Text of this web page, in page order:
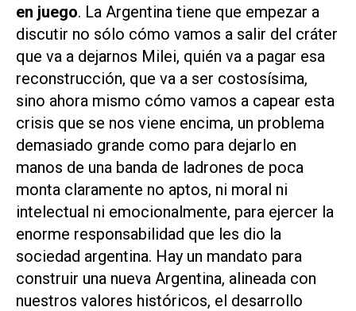
en juego. La Argentina tiene que empezar a
discutir no sólo cómo vamos a salir del cráter
que va a dejarnos Milei, quién va a pagar esa
reconstrucción, que va a ser costosísima,
sino ahora mismo cómo vamos a capear esta
crisis que se nos viene encima, un problema
demasiado grande como para dejarlo en
manos de una banda de ladrones de poca
monta claramente no aptos, ni moral ni
intelectual ni emocionalmente, para ejercer la
enorme responsabilidad que les dio la
sociedad argentina. Hay un mandato para
construir una nueva Argentina, alineada con
nuestros valores históricos, el desarrollo